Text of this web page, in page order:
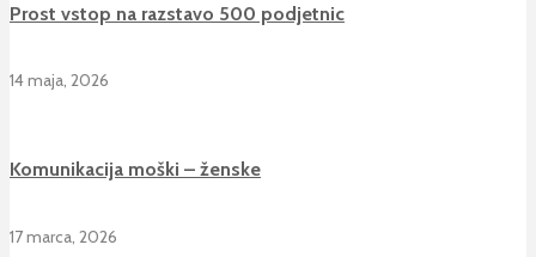
Prost vstop na razstavo 500 podjetnic
14 maja, 2026
Komunikacija moški – ženske
17 marca, 2026